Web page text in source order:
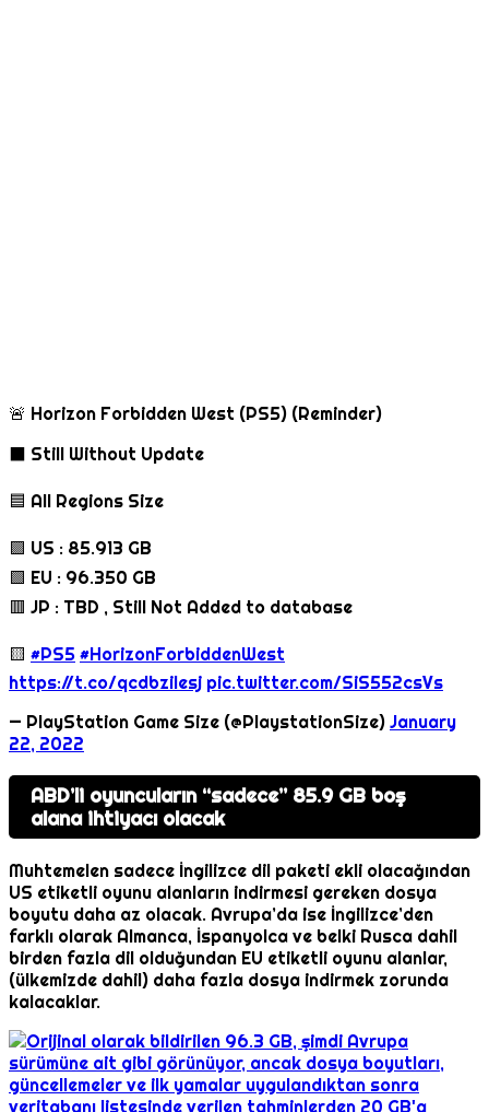
🚨 Horizon Forbidden West (PS5) (Reminder)
⬛ Still Without Update
🟦 All Regions Size
🟪 US : 85.913 GB
🟩 EU : 96.350 GB
🟥 JP : TBD , Still Not Added to database
🟨 #PS5 #HorizonForbiddenWest
https://t.co/qcdbzilesj pic.twitter.com/SiS552csVs
— PlayStation Game Size (@PlaystationSize) January
22, 2022
ABD’li oyuncuların “sadece” 85.9 GB boş
alana ihtiyacı olacak
Muhtemelen sadece İngilizce dil paketi ekli olacağından
US etiketli oyunu alanların indirmesi gereken dosya
boyutu daha az olacak. Avrupa’da ise İngilizce’den
farklı olarak Almanca, İspanyolca ve belki Rusca dahil
birden fazla dil olduğundan EU etiketli oyunu alanlar,
(ülkemizde dahil) daha fazla dosya indirmek zorunda
kalacaklar.